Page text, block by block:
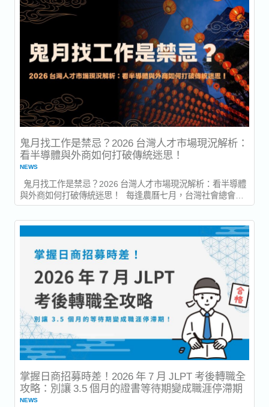
鬼月找工作是禁忌？2026 台灣人才市場現況解析：
看半導體與外商如何打破傳統迷思！
NEWS
鬼月找工作是禁忌？2026 台灣人才市場現況解析：看半導體
與外商如何打破傳統迷思！ 每逢農曆七月，台灣社會總會流
傳著許多來自長輩的溫馨叮嚀：「鬼月不要亂換工作」、「重
大合約先緩緩」、「重要的人生決定等開完工再說」。2026
年的農曆七月將於 8 月 13 日正式開始，一路延續至 9 月...
掌握日商招募時差！2026 年 7 月 JLPT 考後轉職全
攻略：別讓 3.5 個月的證書等待期變成職涯停滯期
NEWS